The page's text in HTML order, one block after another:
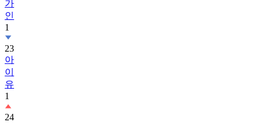
1
23
아
이
유
1
24
그
대